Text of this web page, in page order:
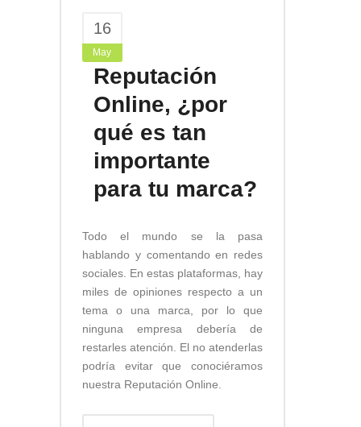
16
May
Reputación
Online, ¿por
qué es tan
importante
para tu marca?
Todo el mundo se la pasa
hablando y comentando en redes
sociales. En estas plataformas, hay
miles de opiniones respecto a un
tema o una marca, por lo que
ninguna empresa debería de
restarles atención. El no atenderlas
podría evitar que conociéramos
nuestra Reputación Online.